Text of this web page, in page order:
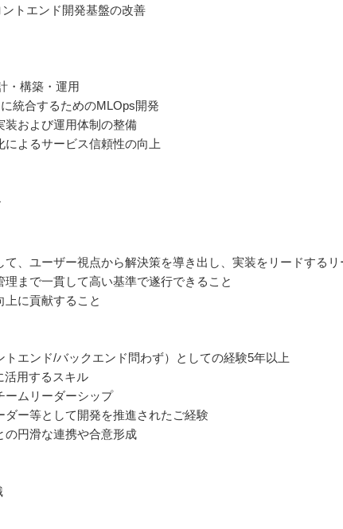
トエンド開発基盤の改善
・構築・運用
統合するためのMLOps開発
装および運用体制の整備
によるサービス信頼性の向上
て、ユーザー視点から解決策を導き出し、実装をリードする
理まで一貫して高い基準で遂行できること
上に貢献すること
トエンド/バックエンド問わず）としての経験5年以上
活用するスキル
ームリーダーシップ
ダー等として開発を推進されたご経験
の円滑な連携や合意形成